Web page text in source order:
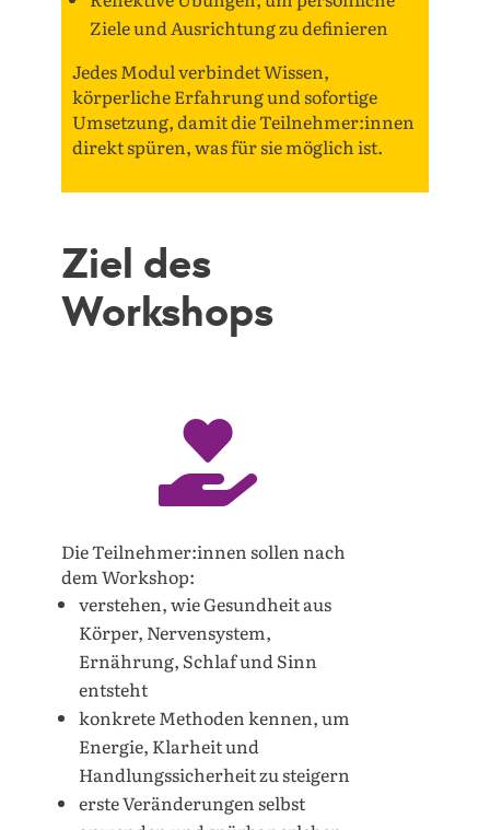
Ziele und Ausrichtung zu definieren
Jedes Modul verbindet Wissen,
körperliche Erfahrung und sofortige
Umsetzung, damit die Teilnehmer:innen
direkt spüren, was für sie möglich ist.
Ziel des
Workshops

Die Teilnehmer:innen sollen nach
dem Workshop:
verstehen, wie Gesundheit aus
Körper, Nervensystem,
Ernährung, Schlaf und Sinn
entsteht
konkrete Methoden kennen, um
Energie, Klarheit und
Handlungssicherheit zu steigern
erste Veränderungen selbst